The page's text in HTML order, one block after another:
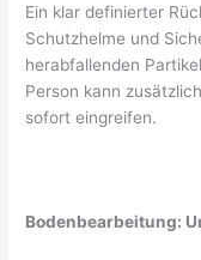
Ein klar definierter
Schutzhelme und
herabfallenden
Person kann
sofort eingreifen.
Bodenbearbeitung: